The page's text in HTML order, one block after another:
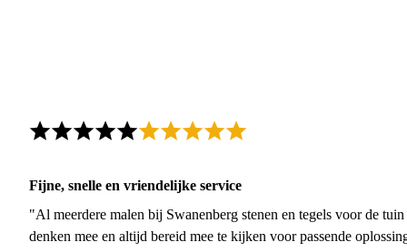
Fijne, snelle en vriendelijke service
"Al meerdere malen bij Swanenberg stenen en tegels voor de
denken mee en altijd bereid mee te kijken voor passende